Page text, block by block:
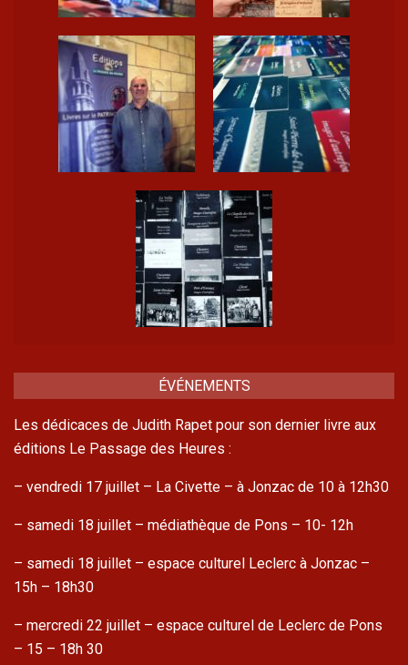
ÉVÉNEMENTS
Les dédicaces de Judith Rapet pour son dernier livre aux
éditions Le Passage des Heures :
– vendredi 17 juillet – La Civette – à Jonzac de 10 à 12h30
– samedi 18 juillet – médiathèque de Pons – 10- 12h
– samedi 18 juillet – espace culturel Leclerc à Jonzac –
15h – 18h30
– mercredi 22 juillet – espace culturel de Leclerc de Pons
– 15 – 18h 30